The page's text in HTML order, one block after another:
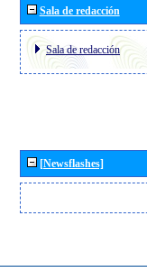
Sala de redacción
Sala de redacción
[Newsflashes]